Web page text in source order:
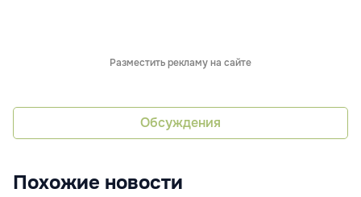
Разместить рекламу на сайте
Обсуждения
Похожие новости